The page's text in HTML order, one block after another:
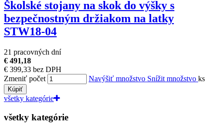
Školské stojany na skok do výšky s
bezpečnostným držiakom na latky
STW18-04
21 pracovných dní
€ 491,18
€ 399,33 bez DPH
Zmeniť počet
Navýšiť množstvo Snížit množstvo ks
Kúpiť
všetky kategórie
všetky kategórie